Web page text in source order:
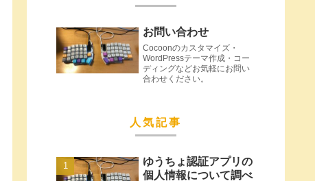
お問い合わせ
Cocoonのカスタマイズ・
WordPressテーマ作成・コー
ディングなどお気軽にお問い
合わせください。
人気記事
ゆうちょ認証アプリの
個人情報について調べ